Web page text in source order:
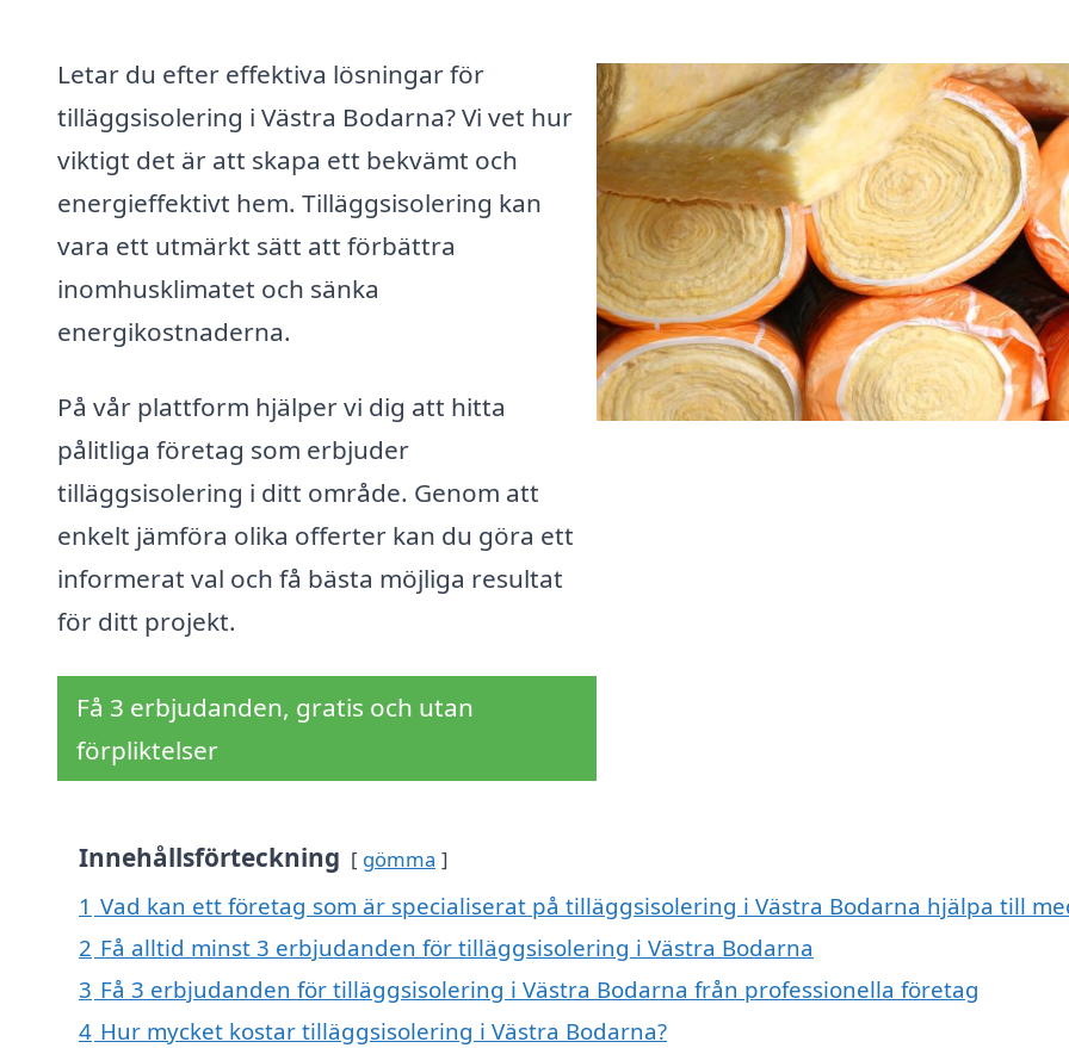
Letar du efter effektiva lösningar för
tilläggsisolering i Västra Bodarna? Vi vet hur
viktigt det är att skapa ett bekvämt och
energieffektivt hem. Tilläggsisolering kan
vara ett utmärkt sätt att förbättra
inomhusklimatet och sänka
energikostnaderna.
På vår plattform hjälper vi dig att hitta
pålitliga företag som erbjuder
tilläggsisolering i ditt område. Genom att
enkelt jämföra olika offerter kan du göra ett
informerat val och få bästa möjliga resultat
för ditt projekt.
Få 3 erbjudanden, gratis och utan
förpliktelser
Innehållsförteckning gömma
1 Vad kan ett företag som är specialiserat på tilläggsisolering i Västra Bodarna hjälpa till
2 Få alltid minst 3 erbjudanden för tilläggsisolering i Västra Bodarna
3 Få 3 erbjudanden för tilläggsisolering i Västra Bodarna från professionella företag
4 Hur mycket kostar tilläggsisolering i Västra Bodarna?